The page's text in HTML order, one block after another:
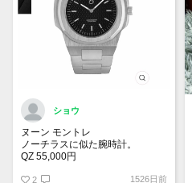
ショウ
ヌーン モントレ
ノーチラスに似た腕時計。
QZ 55,000円
2 1526日前